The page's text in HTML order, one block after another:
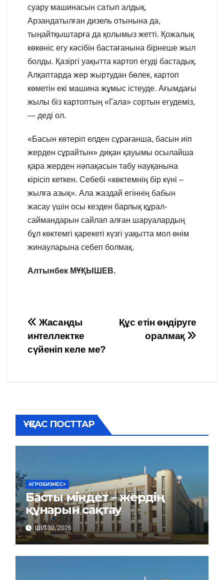
суару машинасын сатып алдық.
Арзандатылған дизель отынына да,
тыңайтқыштарға да қолымыз жетті. Қожалық
көкөніс егу кәсібін бастағанына бірнеше жыл
болды. Қазіргі уақытта картоп егуді бастадық.
Алқаптарда жер жыртудан бөлек, картоп
көметін екі машина жұмыс істеуде. Ағымдағы
жылы біз картоптың «Гала» сортын егудеміз,
— деді ол.
«Басын көтеріп елден сұрағанша, басын иіп
жерден сұрайтын» диқан қауымы осылайша
қара жерден нәпақасын табу науқанына
кірісіп кеткен. Себебі «көктемнің бір күні –
жылға азық». Ала жаздай егіннің бабын
жасау үшін осы кезден барлық құрал-
саймандарын сайлап алған шаруалардың
бұл көктемгі қарекеті күзгі уақытта мол өнім
жинауларына себеп болмақ.
Алтынбек МҰҚЫШЕВ.
Навигация
по
Құс етін өндіруге
оралмақ
Жасанды
интеллектке
сүйеніп келе ме?
ҰҚСАС ПОСТТАР
АГРОБИЗНЕС+
Басты міндет – жердің
құнарын сақтау
ШІЛ 30, 2026